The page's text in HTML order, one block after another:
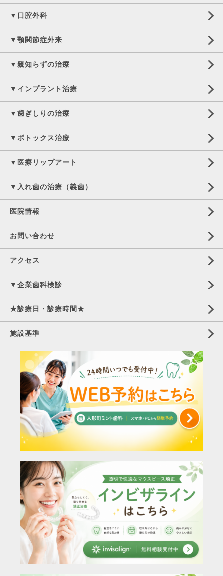
▼口腔外科
▼顎関節症外来
▼親知らずの治療
▼インプラント治療
▼歯ぎしりの治療
▼ボトックス治療
▼医療リップアート
▼入れ歯の治療（義歯）
医院情報
お問い合わせ
アクセス
▼企業歯科検診
★診療日・診療時間★
施設基準